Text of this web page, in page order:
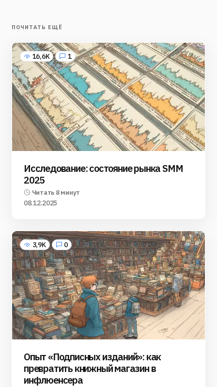
ПОЧИТАТЬ ЕЩЁ
16,6K 1
Исследование: состояние рынка SMM
2025
Читать 8 минут
08.12.2025
3,9K 0
Опыт «Подписных изданий»: как
превратить книжный магазин в
инфлюенсера